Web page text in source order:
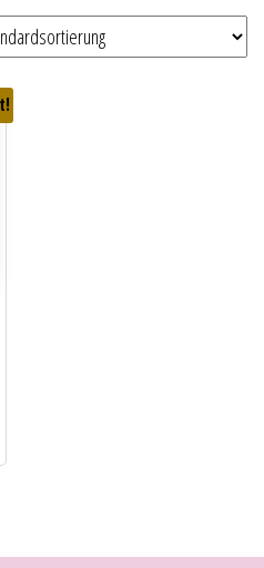
€26.00
ist: €12.90.